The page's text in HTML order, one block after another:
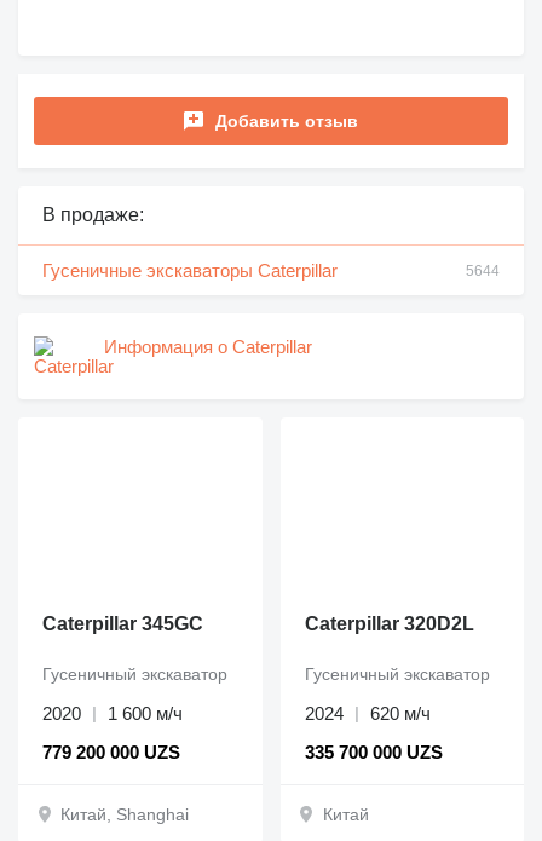
Добавить отзыв
В продаже:
Гусеничные экскаваторы Caterpillar 5644
Информация о Caterpillar
Caterpillar 345GC
779 200 000 UZS
Гусеничный экскаватор
2020 1 600 м/ч
Китай, Shanghai
Caterpillar 320D2L
335 700 000 UZS
Гусеничный экскаватор
2024 620 м/ч
Китай